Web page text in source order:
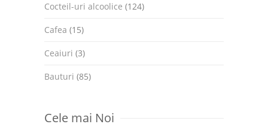
Cocteil-uri alcoolice (124)
Cafea (15)
Ceaiuri (3)
Bauturi (85)
Cele mai Noi